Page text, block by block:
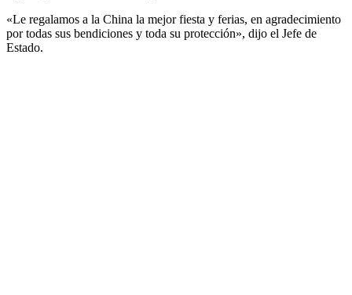
«Le regalamos a la China la mejor fiesta y ferias, en agradecimiento
por todas sus bendiciones y toda su protección», dijo el Jefe de
Estado.